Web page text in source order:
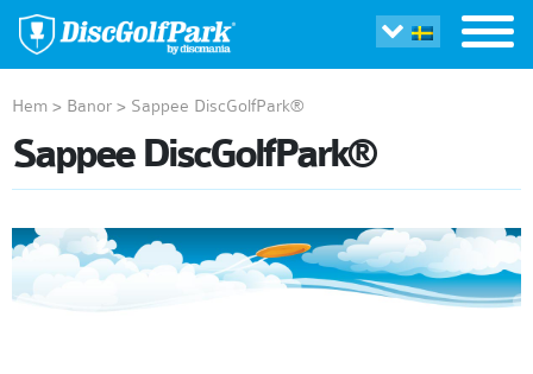
Hem > Banor > Sappee DiscGolfPark®
Sappee DiscGolfPark®